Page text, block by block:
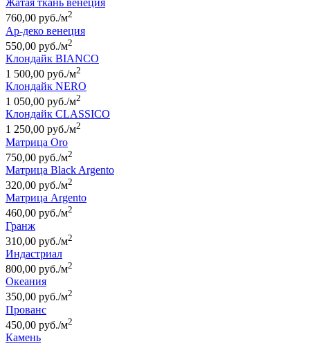
Жатая ткань венеция
760,00 руб./м2
Ар-деко венеция
550,00 руб./м2
Клондайк BIANCO
1 500,00 руб./м2
Клондайк NERO
1 050,00 руб./м2
Клондайк CLASSICO
1 250,00 руб./м2
Матрица Oro
750,00 руб./м2
Матрица Black Argento
320,00 руб./м2
Матрица Argento
460,00 руб./м2
Гранж
310,00 руб./м2
Индастриал
800,00 руб./м2
Океания
350,00 руб./м2
Прованс
450,00 руб./м2
Камень